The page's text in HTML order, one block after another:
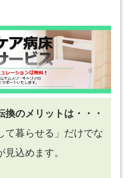
のメリットは・・・
て暮らせる」だけでな
込めます。